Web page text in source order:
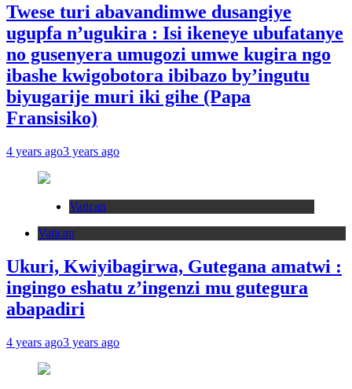
Twese turi abavandimwe dusangiye
ugupfa n’ugukira : Isi ikeneye ubufatanye
no gusenyera umugozi umwe kugira ngo
ibashe kwigobotora ibibazo by’ingutu
biyugarije muri iki gihe (Papa
Fransisiko)
4 years ago3 years ago
Vatican
Vatican
Ukuri, Kwiyibagirwa, Gutegana amatwi :
ingingo eshatu z’ingenzi mu gutegura
abapadiri
4 years ago3 years ago